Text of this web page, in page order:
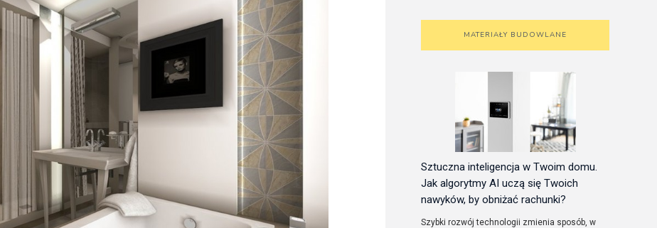
MATERIAŁY BUDOWLANE
Sztuczna inteligencja w Twoim domu.
Jak algorytmy AI uczą się Twoich
nawyków, by obniżać rachunki?
Szybki rozwój technologii zmienia sposób, w